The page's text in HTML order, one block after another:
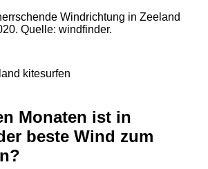
Windrichtung in Zeeland
Quelle: windfinder.
Monaten ist in
beste Wind zum